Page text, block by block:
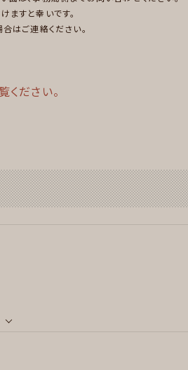
ますと幸いです。
はご連絡ください。
ださい。